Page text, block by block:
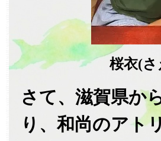
桜衣(
さて、滋賀県か
り、和尚のアト